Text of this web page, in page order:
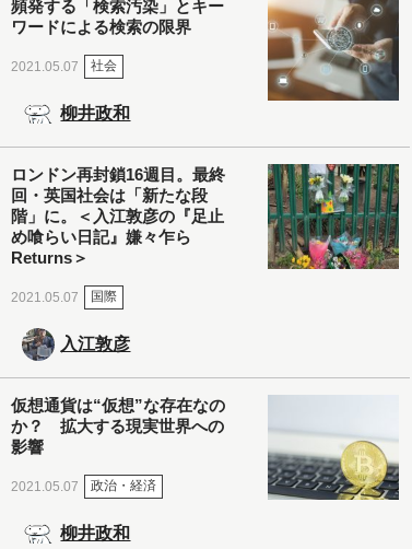
頻発する「検索汚染」とキー
ワードによる検索の限界
2021.05.07 社会
柳井政和
ロンドン再封鎖16週目。最終
回・英国社会は「新たな段
階」に。＜入江敦彦の『足止
め喰らい日記』嫌々乍ら
Returns＞
2021.05.07 国際
入江敦彦
仮想通貨は“仮想”な存在なの
か？ 拡大する現実世界への
影響
2021.05.07 政治・経済
柳井政和